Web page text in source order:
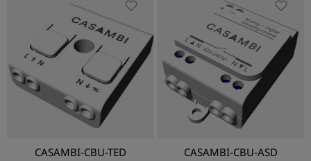
CASAMBI-CBU-TED CASAMBI-CBU-ASD